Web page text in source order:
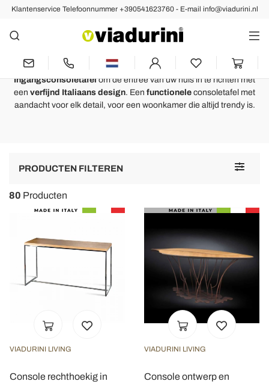
Klantenservice Telefoonnummer +390541623760 - E-mail info@viadurini.nl
Console Tafel Woonkamer -
Italiaanse Luxe
Ingangsconsoletafelom de entree van uw huis in te richten met
een verfijnd Italiaans design. Een functionele consoletafel met
aandacht voor elk detail, voor een woonkamer die altijd trendy is.
Toggle
PRODUCTEN FILTEREN
80 Producten
VIADURINI LIVING
Console rechthoekig in
VIADURINI LIVING
Console ontwerp en